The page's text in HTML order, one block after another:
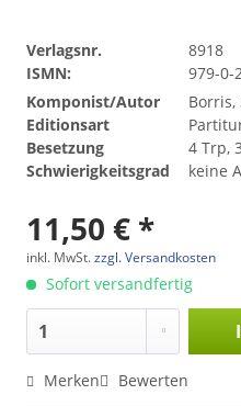
Verlagsnr.
8918
ISMN:
979-0-
Komponist/Autor
Borris,
Editionsart
Besetzung
4 Trp,
Schwierigkeitsgrad
keine
11,50 € *
inkl. MwSt.zzgl. Versandkosten
Sofort versandfertig
Merken Bewerten